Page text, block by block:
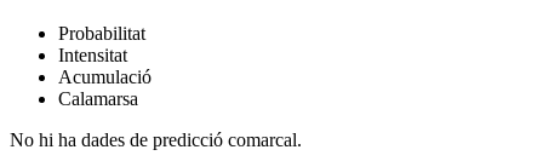
Probabilitat
Intensitat
Acumulació
Calamarsa
No hi ha dades de predicció comarcal.